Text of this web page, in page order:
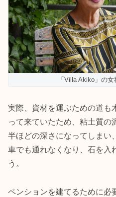
「Villa Akiko」の
実際、資材を運ぶための道も
って来ていたため、粘土質の
半ほどの深さになってしまい
車でも通れなくなり、石を入
う。
ペンションを建てるために必